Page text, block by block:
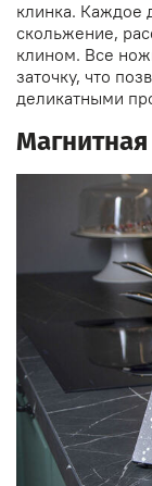
клинка. Каждое
скольжение,
клином. Все
заточку, что
деликатными